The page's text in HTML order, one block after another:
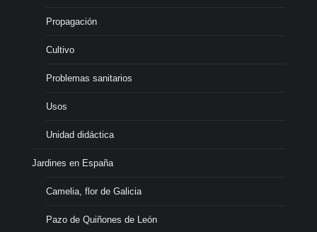
Propagación
Cultivo
Problemas sanitarios
Usos
Unidad didáctica
Jardines en España
Camelia, flor de Galicia
Pazo de Quiñones de León